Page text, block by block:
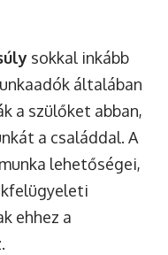
sokkal inkább
általában
a szülőket abban,
a családdal. A
lehetőségei,
ehhez a